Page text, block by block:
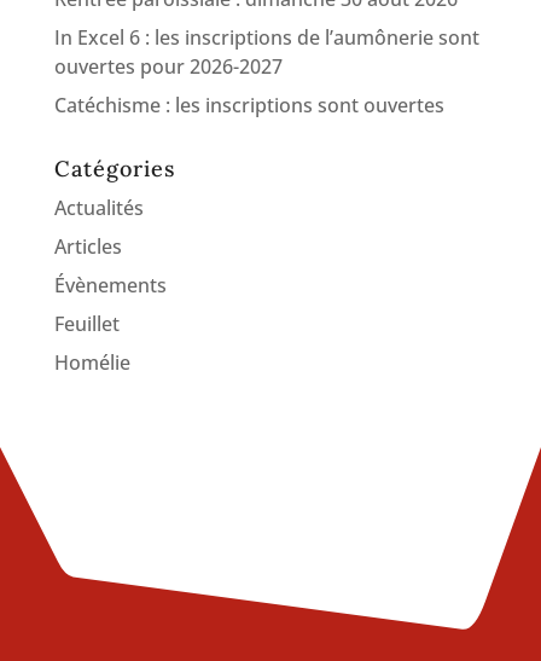
In Excel 6 : les inscriptions de l’aumônerie sont
ouvertes pour 2026-2027
Catéchisme : les inscriptions sont ouvertes
Catégories
Actualités
Articles
Évènements
Feuillet
Homélie